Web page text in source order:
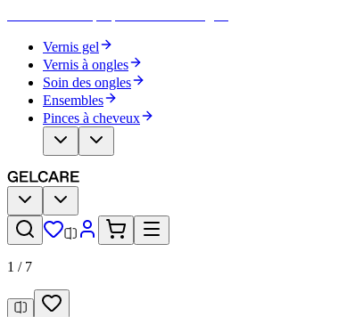
Vernis gel
Vernis à ongles
Soin des ongles
Ensembles
Pinces à cheveux
1 / 7